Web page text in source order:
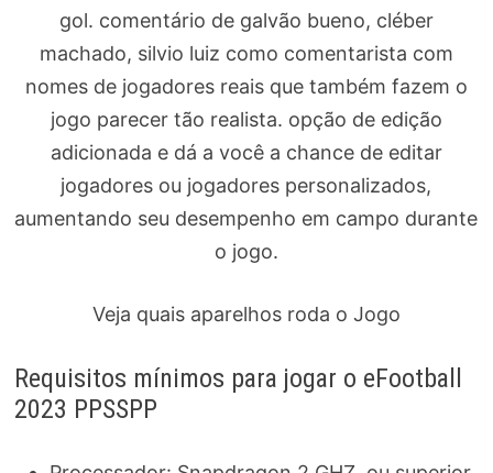
gol. comentário de galvão bueno, cléber
machado, silvio luiz como comentarista com
nomes de jogadores reais que também fazem o
jogo parecer tão realista. opção de edição
adicionada e dá a você a chance de editar
jogadores ou jogadores personalizados,
aumentando seu desempenho em campo durante
o jogo.
Veja quais aparelhos roda o Jogo
Requisitos mínimos para jogar o eFootball
2023 PPSSPP